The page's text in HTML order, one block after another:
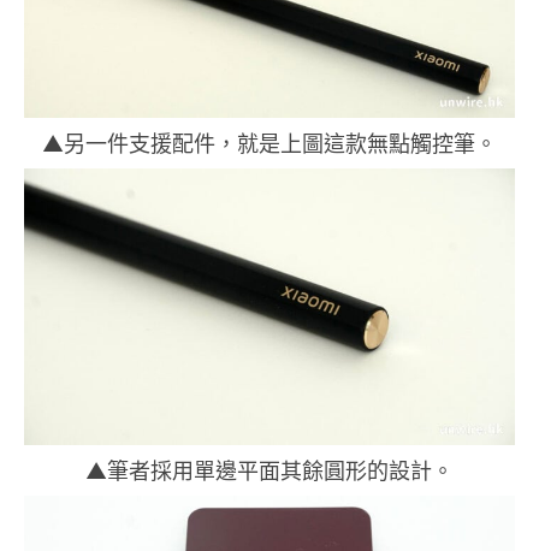
▲另一件支援配件，就是上圖這款無點觸控筆。
▲筆者採用單邊平面其餘圓形的設計。